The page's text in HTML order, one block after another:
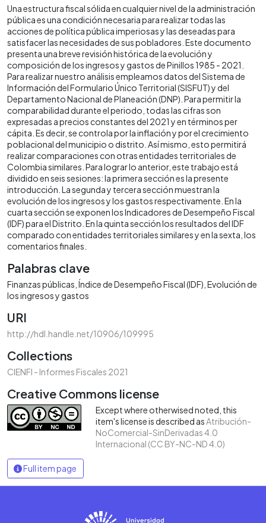
Una estructura fiscal sólida en cualquier nivel de la administración
pública es una condición necesaria para realizar todas las
acciones de política pública imperiosas y las deseadas para
satisfacer las necesidades de sus pobladores. Este documento
presenta una breve revisión histórica de la evolución y
composición de los ingresos y gastos de Pinillos 1985 - 2021.
Para realizar nuestro análisis empleamos datos del Sistema de
Información del Formulario Único Territorial (SISFUT) y del
Departamento Nacional de Planeación (DNP). Para permitir la
comparabilidad durante el periodo, todas las cifras son
expresadas a precios constantes del 2021 y en términos per
cápita. Es decir, se controla por la inflación y por el crecimiento
poblacional del municipio o distrito. Así mismo, esto permitirá
realizar comparaciones con otras entidades territoriales de
Colombia similares. Para lograr lo anterior, este trabajo está
dividido en seis sesiones: la primera sección es la presente
introducción. La segunda y tercera sección muestran la
evolución de los ingresos y los gastos respectivamente. En la
cuarta sección se exponen los Indicadores de Desempeño Fiscal
(IDF) para el Distrito. En la quinta sección los resultados del IDF
comparado con entidades territoriales similares y en la sexta, los
comentarios finales.
Palabras clave
Finanzas públicas Índice de Desempeño Fiscal (IDF) Evolución de
los ingresos y gastos
URI
http://hdl.handle.net/10906/109995
Collections
CIENFI - Informes Fiscales 2021
Creative Commons license
Except where otherwised noted, this
item's license is described asAtribución-
NoComercial-SinDerivadas 4.0
Internacional (CC BY-NC-ND 4.0)
Full item page